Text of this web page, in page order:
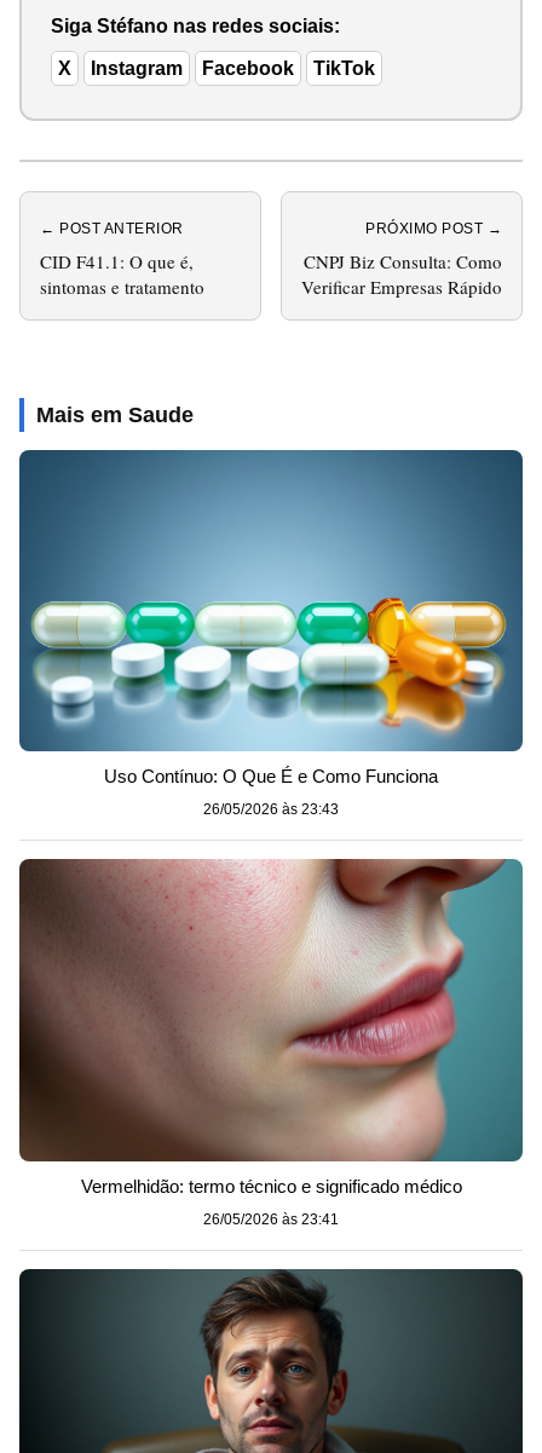
Siga Stéfano nas redes sociais:
X Instagram Facebook TikTok
← POST ANTERIOR
CID F41.1: O que é,
sintomas e tratamento
PRÓXIMO POST →
CNPJ Biz Consulta: Como
Verificar Empresas Rápido
Mais em Saude
Uso Contínuo: O Que É e Como Funciona
26/05/2026 às 23:43
Vermelhidão: termo técnico e significado médico
26/05/2026 às 23:41